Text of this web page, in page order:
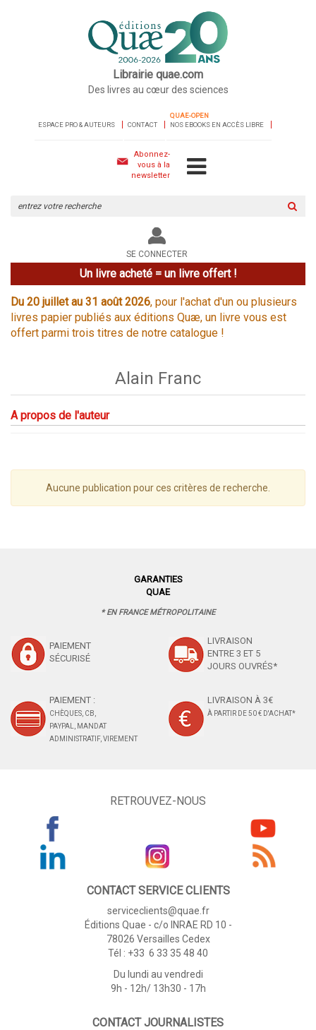
Librairie quae.com
Des livres au cœur des sciences
ESPACE PRO & AUTEURS CONTACT
QUAE-OPEN
NOS EBOOKS EN ACCÈS LIBRE
Abonnez-
vous à la
newsletter
le
site
SE CONNECTER
Un livre acheté = un livre offert !
Du 20 juillet au 31 août 2026, pour l'achat d'un ou plusieurs
livres papier publiés aux éditions Quæ, un livre vous est
offert parmi trois titres de notre catalogue !
Alain Franc
A propos de l'auteur
Aucune publication pour ces critères de recherche.
GARANTIES
QUAE
* EN FRANCE MÉTROPOLITAINE
PAIEMENT
SÉCURISÉ
LIVRAISON
ENTRE 3 ET 5
JOURS OUVRÉS*
PAIEMENT :
CHÈQUES, CB,
PAYPAL, MANDAT
ADMINISTRATIF, VIREMENT
LIVRAISON À 3€
À PARTIR DE 50 € D'ACHAT*
RETROUVEZ-NOUS
CONTACT SERVICE CLIENTS
serviceclients@quae.fr
Éditions Quae - c/o INRAE RD 10 -
78026 Versailles Cedex
Tél : +33 6 33 35 48 40
Du lundi au vendredi
9h - 12h/ 13h30 - 17h
CONTACT JOURNALISTES